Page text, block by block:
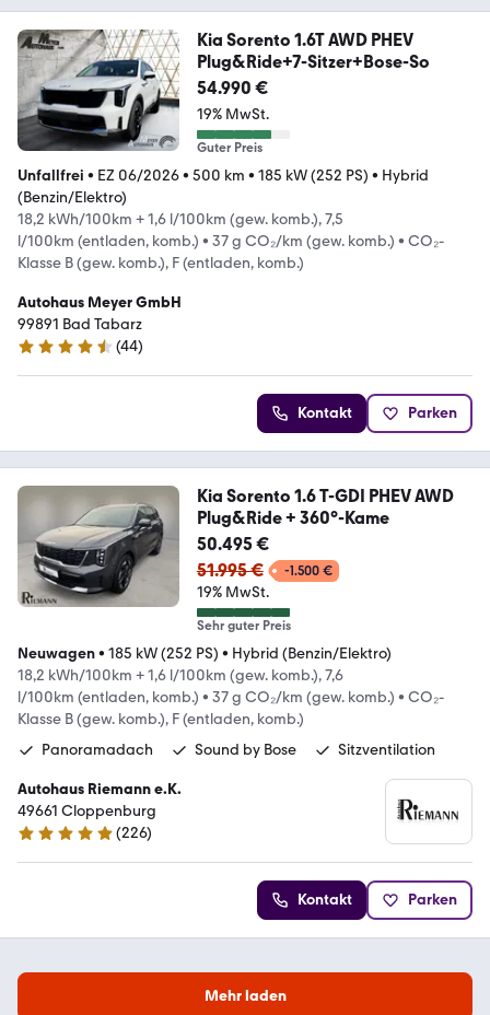
Kia Sorento 1.6T AWD PHEV
Plug&Ride+7-Sitzer+Bose-So
54.990 €
19% MwSt.
Guter Preis
Unfallfrei • EZ 06/2026• 500 km • 185 kW (252 PS) • Hybrid
(Benzin/Elektro)
18,2 kWh/100km + 1,6 l/100km (gew. komb.), 7,5
l/100km (entladen, komb.) • 37 g CO₂/km (gew. komb.) • CO₂-
Klasse B (gew. komb.), F (entladen, komb.)
Autohaus Meyer GmbH
99891 Bad Tabarz
4.6 Sterne
(44)
Kontakt Parken
Kia Sorento 1.6 T-GDI PHEV AWD
Plug&Ride + 360°-Kame
50.495 €
51.995 €
-1.500 €
19% MwSt.
Sehr guter Preis
Neuwagen• 185 kW (252 PS) • Hybrid (Benzin/Elektro)
18,2 kWh/100km + 1,6 l/100km (gew. komb.), 7,6
l/100km (entladen, komb.) • 37 g CO₂/km (gew. komb.) • CO₂-
Klasse B (gew. komb.), F (entladen, komb.)
Panoramadach
Sound by Bose Sitzventilation
Autohaus Riemann e.K.
49661 Cloppenburg
4.9 Sterne
(226)
Kontakt Parken
Mehr laden